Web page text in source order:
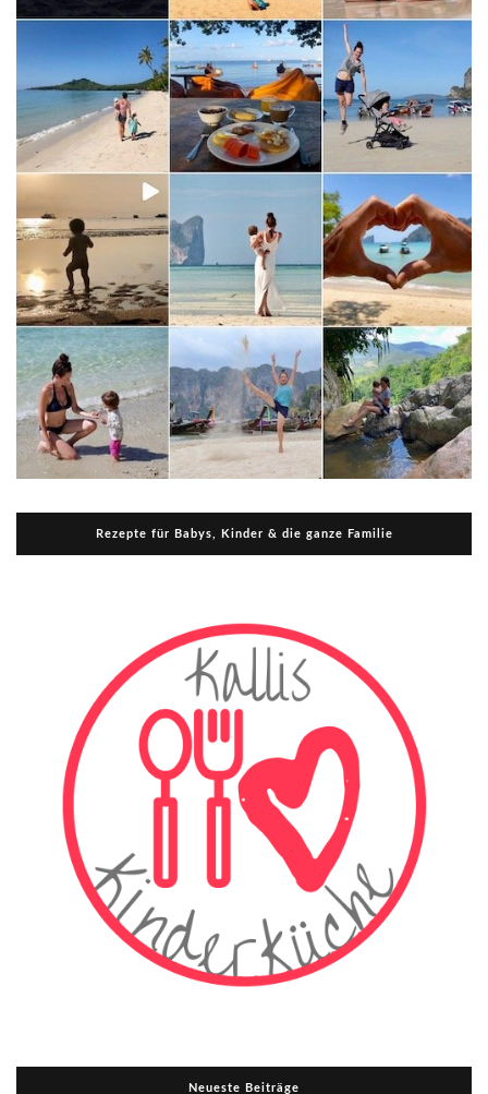
Rezepte für Babys, Kinder & die ganze Familie
Neueste Beiträge